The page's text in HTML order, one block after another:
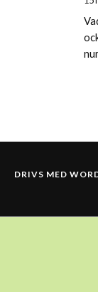
DRIVS MED